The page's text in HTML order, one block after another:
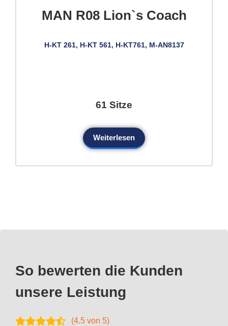
MAN R08 Lion`s Coach
H-KT 261, H-KT 561, H-KT761, M-AN8137
61 Sitze
Weiterlesen
So bewerten die Kunden
unsere Leistung
(4.5 von 5)